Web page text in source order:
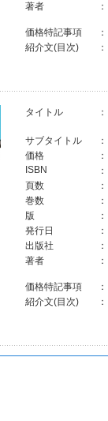
著者
：
価格特記事項
：
紹介文(目次)
：
タイトル ：
サブタイトル
：
価格
：
ISBN
：
頁数
：
巻数
：
版
：
発行日
：
出版社
：
著者
：
価格特記事項
：
紹介文(目次)
：